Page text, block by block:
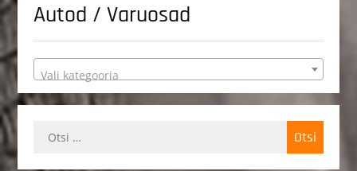
Autod / Varuosad
Vali kategooria